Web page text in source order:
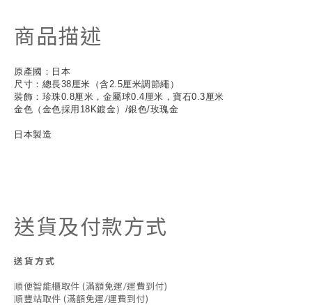
商品描述
原產國：日本
尺寸：總長38厘米（含2.5厘米調節繩）
裝飾：珍珠0.8厘米，金屬球0.4厘米，寶石0.3厘米
金色（金色採用18K鍍金）/銀色/玫瑰金
日本製造
送貨及付款方式
送貨方式
順便智能櫃取件 (滿額免運/運費到付)
順豐站取件 (滿額免運/運費到付)